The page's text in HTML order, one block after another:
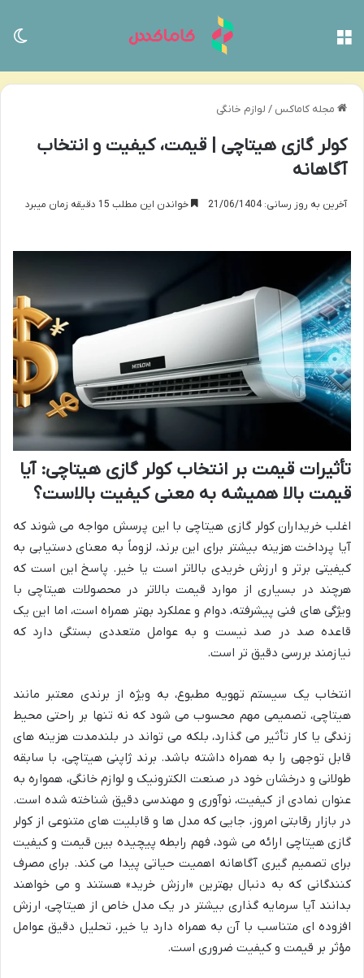
مجله کاماکس / لوازم خانگی
کولر گازی هیتاچی | قیمت، کیفیت و انتخاب
آگاهانه
آخرین به روز رسانی: 21/06/1404 خواندن این مطلب 15 دقیقه زمان میبرد
تأثیرات قیمت بر انتخاب کولر گازی هیتاچی: آیا
قیمت بالا همیشه به معنی کیفیت بالاست؟
اغلب خریداران کولر گازی هیتاچی با این پرسش مواجه می شوند که
آیا پرداخت هزینه بیشتر برای این برند، لزوماً به معنای دستیابی به
کیفیتی برتر و ارزش خریدی بالاتر است یا خیر. پاسخ این است که
هرچند در بسیاری از موارد قیمت بالاتر در محصولات هیتاچی با
ویژگی های فنی پیشرفته، دوام و عملکرد بهتر همراه است، اما این یک
قاعده صد در صد نیست و به عوامل متعددی بستگی دارد که
نیازمند بررسی دقیق تر است.
انتخاب یک سیستم تهویه مطبوع، به ویژه از برندی معتبر مانند
هیتاچی، تصمیمی مهم محسوب می شود که نه تنها بر راحتی محیط
زندگی یا کار تأثیر می گذارد، بلکه می تواند در بلندمدت هزینه های
قابل توجهی را به همراه داشته باشد. برند ژاپنی هیتاچی، با سابقه
طولانی و درخشان خود در صنعت الکترونیک و لوازم خانگی، همواره به
عنوان نمادی از کیفیت، نوآوری و مهندسی دقیق شناخته شده است.
در بازار رقابتی امروز، جایی که مدل ها و قابلیت های متنوعی از کولر
گازی هیتاچی ارائه می شود، فهم رابطه پیچیده بین قیمت و کیفیت
برای تصمیم گیری آگاهانه اهمیت حیاتی پیدا می کند. برای مصرف
کنندگانی که به دنبال بهترین «ارزش خرید» هستند و می خواهند
بدانند آیا سرمایه گذاری بیشتر در یک مدل خاص از هیتاچی، ارزش
افزوده ای متناسب با آن به همراه دارد یا خیر، تحلیل دقیق عوامل
مؤثر بر قیمت و کیفیت ضروری است.